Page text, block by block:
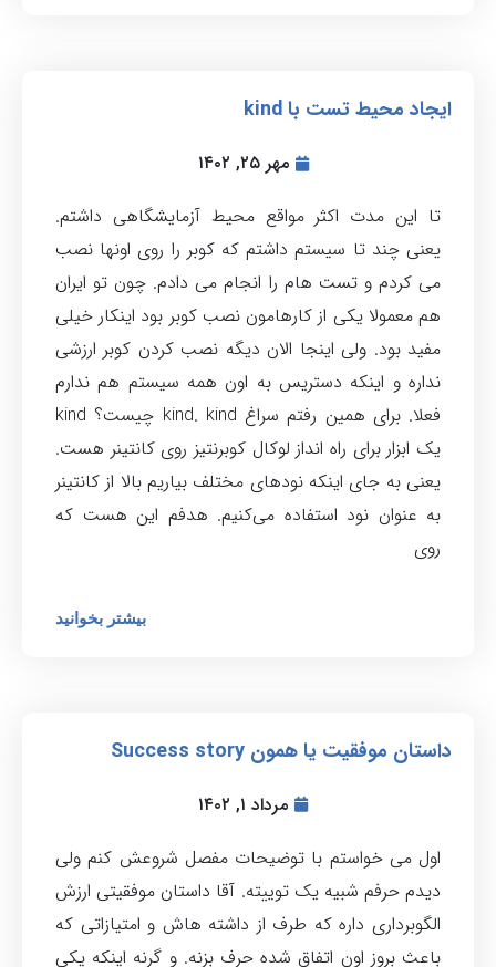
ایجاد محیط تست با kind
مهر ۲۵, ۱۴۰۲
تا این مدت اکثر مواقع محیط آزمایشگاهی داشتم.
یعنی چند تا سیستم داشتم که کوبر را روی اونها نصب
می کردم و تست هام را انجام می دادم. چون تو ایران
هم معمولا یکی از کارهامون نصب کوبر بود اینکار خیلی
مفید بود. ولی اینجا الان دیگه نصب کردن کوبر ارزشی
نداره و اینکه دستریس به اون همه سیستم هم ندارم
فعلا. برای همین رفتم سراغ kind. kind چیست؟ kind
یک ابزار برای راه انداز لوکال کوبرنتیز روی کانتینر هست.
یعنی به جای اینکه نودهای مختلف بیاریم بالا از کانتینر
به عنوان نود استفاده می‌کنیم. هدفم این هست که
روی
بیشتر بخوانید
داستان موفقیت یا همون Success story
مرداد ۱, ۱۴۰۲
اول می خواستم با توضیحات مفصل شروعش کنم ولی
دیدم حرفم شبیه یک توییته. آقا داستان موفقیتی ارزش
الگوبرداری داره که طرف از داشته هاش و امتیازاتی که
باعث بروز اون اتفاق شده حرف بزنه. و گرنه اینکه یکی